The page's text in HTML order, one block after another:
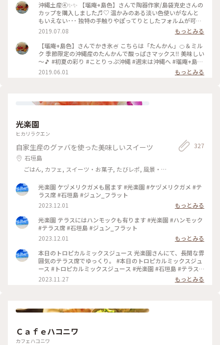
沖縄土産④✨✨ 【瑠庵+島色】さんで陶器作家/島袋克史さんの
カップを購入しました♬︎♡ 温かみのある淡い色使いがなんと
もいえない･･･ 独特の手触りやぽってりとしたフォルムが可愛
いんです💓💓 #夏旅2019 #ことりっぷ沖縄 #瑠庵+島色#島袋克
史#沖縄土産#週末は沖縄へ
2019.07.08
もっとみる
【瑠庵+島色】さんでかき氷🍧 こちらは「たんかん」🍊＆ミル
ク 季節限定の沖縄産のたんかんで酸っぱさマックス‼️ 美味しい
～🎵 #初夏の彩り #ことりっぷ沖縄 #週末は沖縄へ #瑠庵+島色
#宮城島 #憧れていたあのお店
2019.06.01 もっとみる
光楽園
ヒカリラクエン
自家生産のグァバを使った美味しいスイーツ
石垣島
ごはん, カフェ, スイーツ・お菓子, たびレポ, 風景・
327
光楽園 ケヅメリクガメも居ます #光楽園 #ケヅメリクガメ #テ
ラス席 #石垣島 #ジュン_フラット
2023.12.01
もっとみる
光楽園 テラスにはハンモックも有ります #光楽園 #ハンモック
#テラス席 #石垣島 #ジュン_フラット
2023.12.01
もっとみる
本日のトロピカルミックスジュース 光楽園さんにて、長閑な雰
囲気のテラス席でゆっくり。 #本日のトロピカルミックスジュ
ース #トロピカルミックスジュース #光楽園 #石垣島 #テラス
席 #ジュン_フラット
2023.11.27 もっとみる
Ｃａｆｅハコニワ
カフェハコニワ